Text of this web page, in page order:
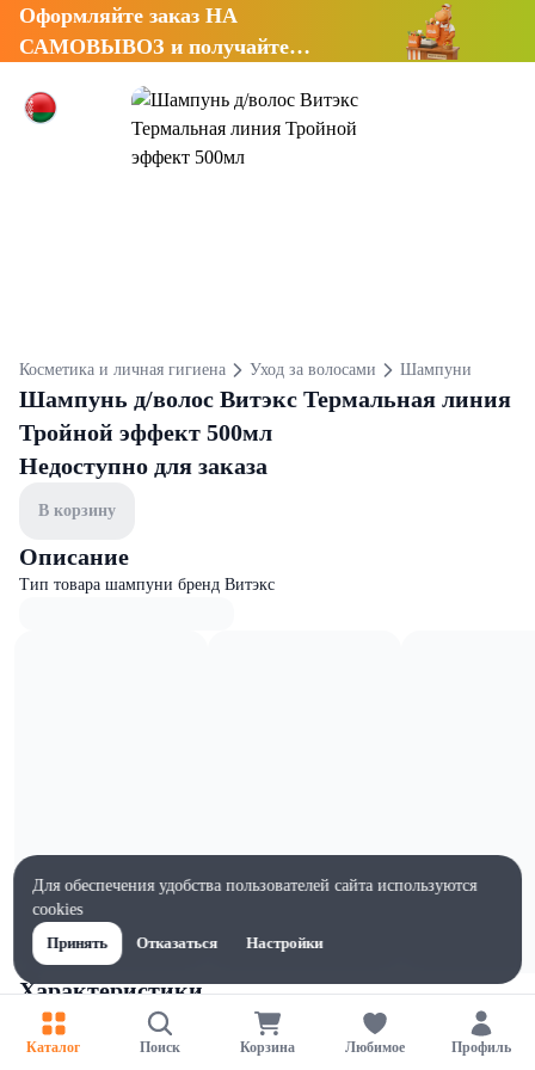
Оформляйте заказ НА
САМОВЫВОЗ и получайте
Косметика и личная гигиена Уход за волосами Шампуни
Шампунь д/волос Витэкс Термальная линия
Тройной эффект 500мл
Недоступно для заказа
В корзину
Описание
Тип товара шампуни бренд Витэкс
Характеристики
Ширина, мм
85
Каталог Поиск Корзина Любимое Профиль
Для обеспечения удобства пользователей сайта используются
cookies
Принять
Отказаться Настройки